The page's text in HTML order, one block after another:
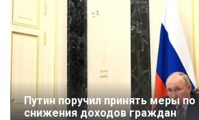
Путин поручил принять меры
снижения доходов граждан